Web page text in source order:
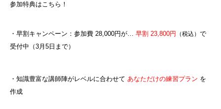
参加特典はこちら！
・早割キャンペーン：参加費 28,000円が… 早割 23,800円 （税込） で
受付中（3月5日まで）
・知識豊富な講師陣がレベルに合わせて あなただけの練習プラン を
作成